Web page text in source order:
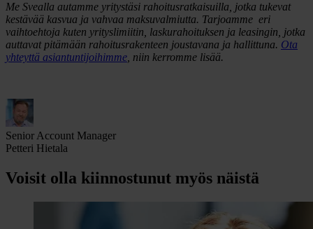
Me Svealla autamme yritystäsi rahoitusratkaisuilla, jotka tukevat
kestävää kasvua ja vahvaa maksuvalmiutta. Tarjoamme eri
vaihtoehtoja kuten yrityslimiitin, laskurahoituksen ja leasingin, jotka
auttavat pitämään rahoitusrakenteen joustavana ja hallittuna. Ota
yhteyttä asiantuntijoihimme , niin kerromme lisää.
Senior Account Manager
Petteri Hietala
Voisit olla kiinnostunut myös näistä